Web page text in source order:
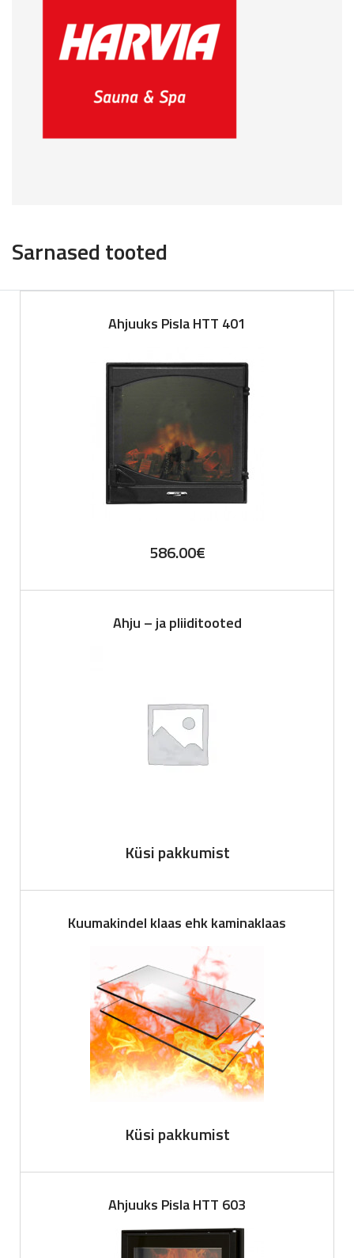
Sarnased tooted
Ahjuuks Pisla HTT 401
586.00€
Ahju – ja pliiditooted
Küsi pakkumist
Kuumakindel klaas ehk kaminaklaas
Küsi pakkumist
Ahjuuks Pisla HTT 603